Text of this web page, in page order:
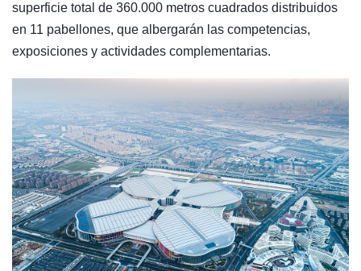
superficie total de 360.000 metros cuadrados distribuidos
en 11 pabellones, que albergarán las competencias,
exposiciones y actividades complementarias.